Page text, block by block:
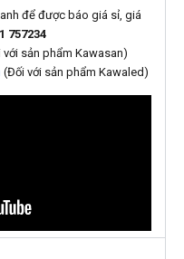
để được báo giá sỉ, giá
757234
với sản phẩm Kawasan)
(Đối với sản phẩm Kawaled)